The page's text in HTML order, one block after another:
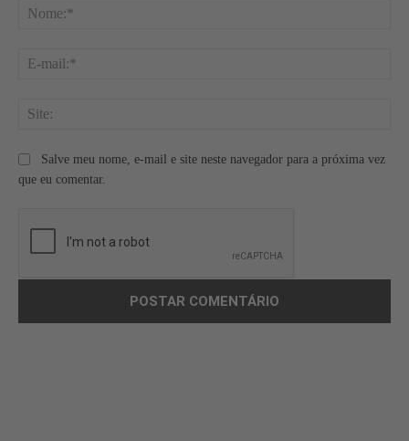
Salve meu nome, e-mail e site neste navegador para a próxima vez
que eu comentar.